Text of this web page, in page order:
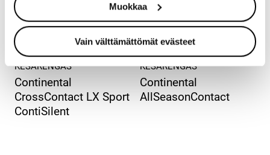
Muokkaa
Vain välttämättömät evästeet
KESÄRENGAS
Continental
CrossContact LX Sport
ContiSilent
KESÄRENGAS
Continental
AllSeasonContact